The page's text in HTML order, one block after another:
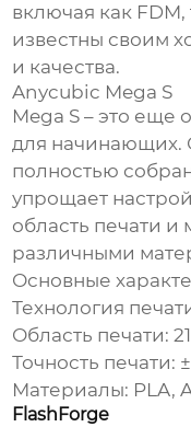
включая как
известны своим
и качества.
Anycubic Mega S
Mega S – это еще
для начинающих.
полностью
упрощает
область печати и
различными
Основные
Технология
Область печати:
Точность печати:
Материалы: PLA,
FlashForge